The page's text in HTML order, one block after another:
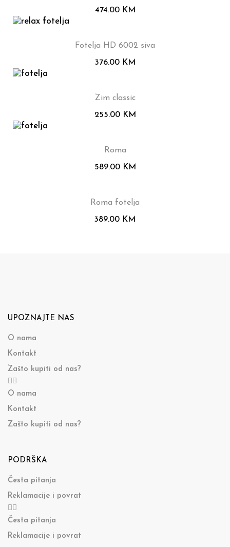
474.00 KM
Fotelja HD 6002 siva
376.00 KM
Zim classic
255.00 KM
Roma
589.00 KM
Roma fotelja
389.00 KM
UPOZNAJTE NAS
O nama
Kontakt
Zašto kupiti od nas?
O nama
Kontakt
Zašto kupiti od nas?
PODRŠKA
Česta pitanja
Reklamacije i povrat
Česta pitanja
Reklamacije i povrat